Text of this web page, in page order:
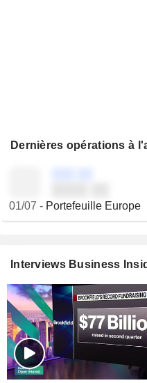
Dernières opérations à
01/07 - Portefeuille Europe
Interviews Business